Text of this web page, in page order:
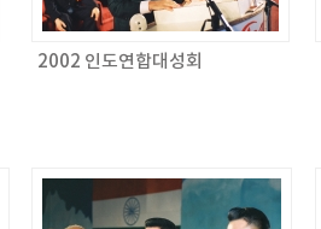
2002 인도연합대성회